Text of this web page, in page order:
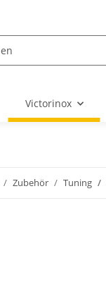
Victorinox
Zubehör Tuning